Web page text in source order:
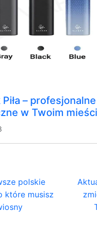
– profesjonalne
w Twoim
polskie
które musisz